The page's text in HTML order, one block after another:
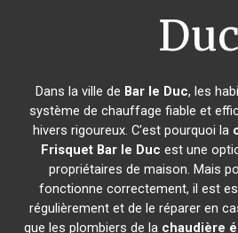
Duc
Dans la ville de Bar le Duc, les
système de chauffage fiable et
hivers rigoureux. C'est pourquoi la
Frisquet Bar le Duc est une
propriétaires de maison. Mais
fonctionne correctement, il est
régulièrement et de le réparer en
que les plombiers de la chaudière